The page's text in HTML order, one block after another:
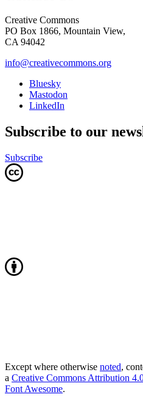
Creative Commons
PO Box 1866, Mountain View,
CA 94042
info@creativecommons.org
Bluesky
Mastodon
LinkedIn
Subscribe to our
Subscribe
Except where otherwise noted,
a Creative Commons Attribution
Font Awesome.